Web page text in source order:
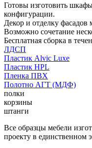
Готовы изготовить
конфигурации.
Декор и отделку
Возможно сочетание
Бесплатная сборка в
ЛДСП
Пластик Alvic Luxe
Пластик HPL
Пленка ПВХ
Полотно АГТ (МДФ)
полки
корзины
штанги
Все образцы мебели
проекту в единственном